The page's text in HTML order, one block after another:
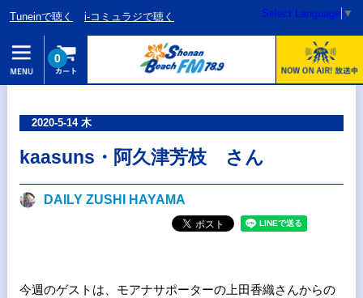
Tuneinで聴く i-コミュラジで聴く Select Language ▼
0
2020-5-14 木
kaasuns・阿久津芳枝 さん
DAILY ZUSHI HAYAMA
今週のゲストは、モアナサポーターの上田香織さんからの